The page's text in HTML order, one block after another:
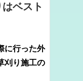
ベスト
に行った外
刈り施工の